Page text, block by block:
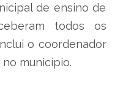
de ensino de
todos os
o coordenador
município.